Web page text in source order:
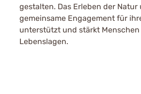
gestalten. Das Erleben der Natur
gemeinsame Engagement für
unterstützt und stärkt Menschen
Lebenslagen.